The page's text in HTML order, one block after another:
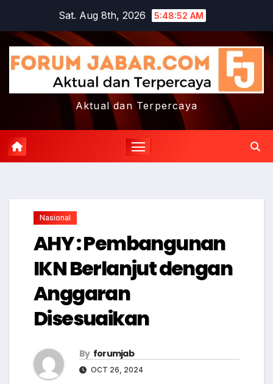
content
Sat. Aug 8th, 2026 5:48:52 AM
Aktual dan Terpercaya
Nasional
AHY : Pembangunan
IKN Berlanjut dengan
Anggaran
Disesuaikan
By forumjab
OCT 26, 2024